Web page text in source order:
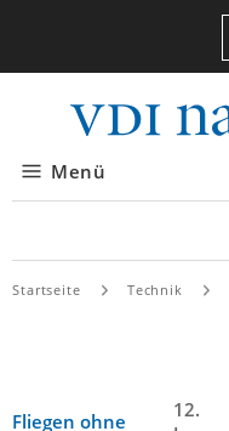
Menü
Startseite Technik
Fliegen ohne
12.